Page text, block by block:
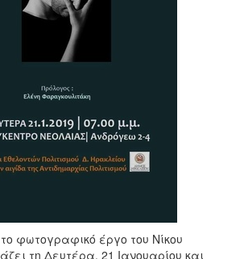
φωτογραφικό έργο του Νίκου
τη Δευτέρα, 21 Ιανουαρίου και